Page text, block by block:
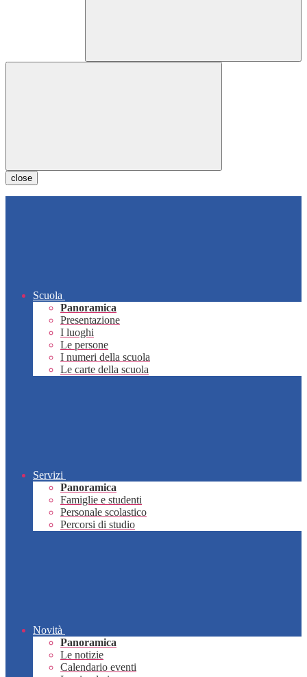
close
Scuola
Panoramica
Presentazione
I luoghi
Le persone
I numeri della scuola
Le carte della scuola
Servizi
Panoramica
Famiglie e studenti
Personale scolastico
Percorsi di studio
Novità
Panoramica
Le notizie
Calendario eventi